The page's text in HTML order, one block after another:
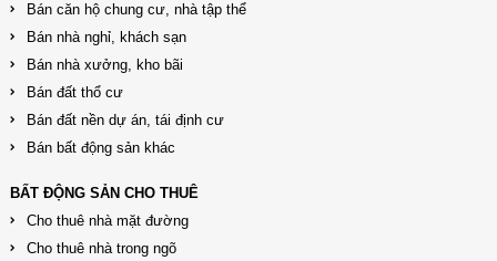
Bán căn hộ chung cư, nhà tập thể
Bán nhà nghỉ, khách sạn
Bán nhà xưởng, kho bãi
Bán đất thổ cư
Bán đất nền dự án, tái định cư
Bán bất động sản khác
BẤT ĐỘNG SẢN CHO THUÊ
Cho thuê nhà mặt đường
Cho thuê nhà trong ngõ